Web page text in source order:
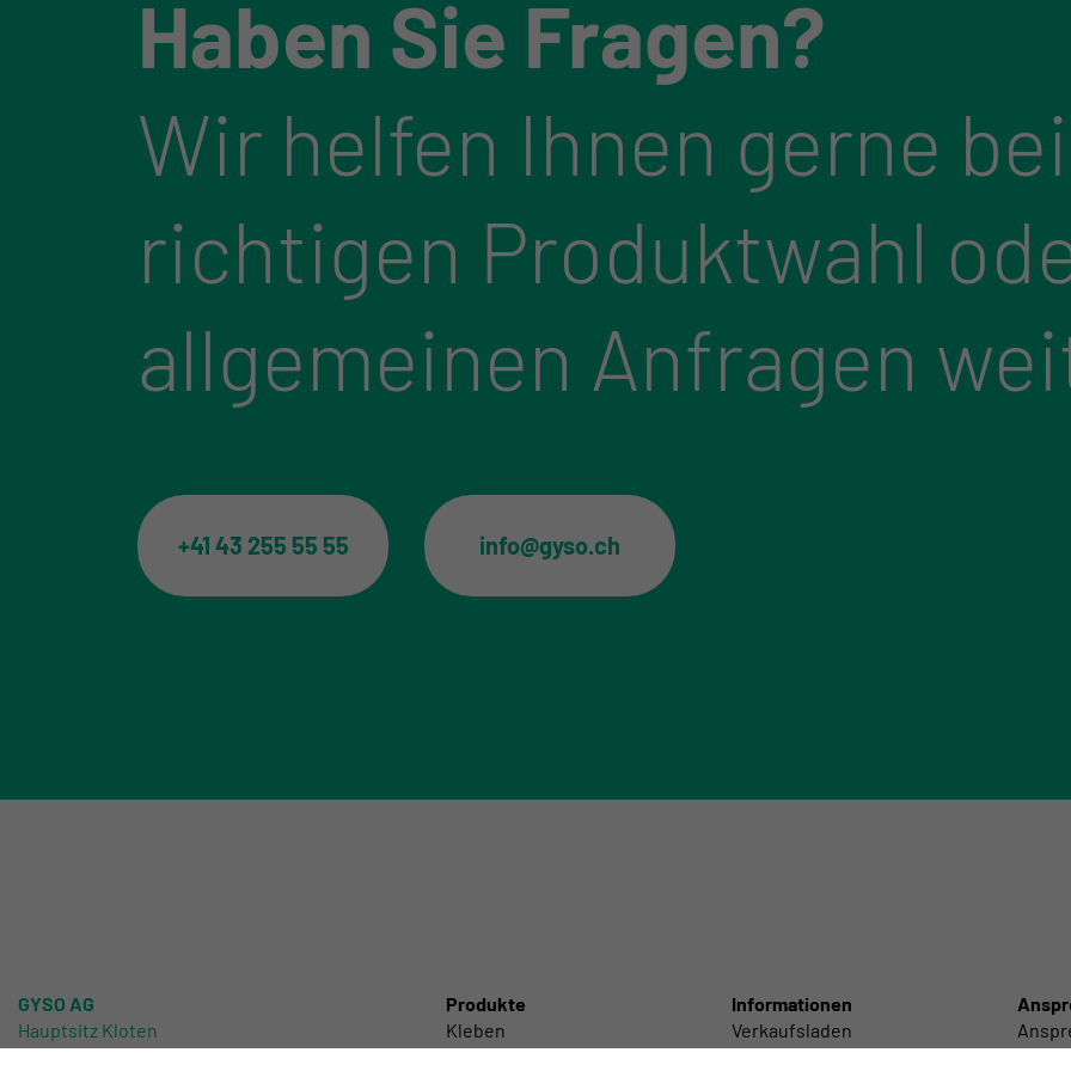
Haben Sie Fragen?
Wir helfen Ihnen gerne
richtigen Produktwahl
allgemeinen Anfragen
+41 43 255 55 55 info@gyso.ch
Produkte
Kleben
Dichten
Informationen
Verkaufsladen
Schneidcenter
GYSO AG
Hauptsitz Kloten
Steinackerstrasse 34